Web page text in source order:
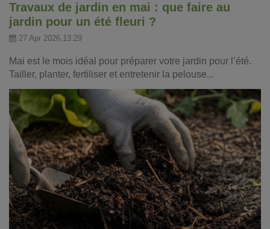
Travaux de jardin en mai : que faire au
jardin pour un été fleuri ?
27 Apr 2026,13:29
Mai est le mois idéal pour préparer votre jardin pour l’été.
Tailler, planter, fertiliser et entretenir la pelouse...